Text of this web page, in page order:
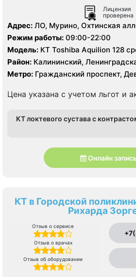
Лицензия
проверена
Адрес: ЛО, Мурино, Охтинская
Режим работы: 09:00-22:00
Модель: КТ Toshiba Aquilion 128
цифровой
Район: Калининский,
Метро: Гражданский проспект,
Цена указана с учетом льгот и
КТ локтевого сустава с
Онлайн
КТ в Городской
Рихарда
Отзыв о сервисе
Отзыв о врачах
Отзыв об оборудовании